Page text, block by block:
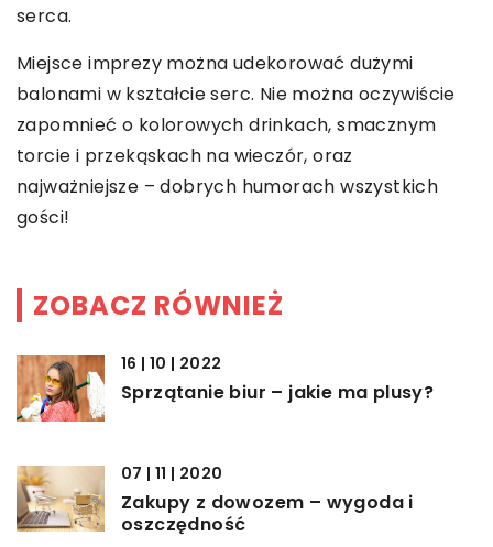
serca.
Miejsce imprezy można udekorować dużymi
balonami w kształcie serc. Nie można oczywiście
zapomnieć o kolorowych drinkach, smacznym
torcie i przekąskach na wieczór, oraz
najważniejsze – dobrych humorach wszystkich
gości!
ZOBACZ RÓWNIEŻ
16 | 10 | 2022
Sprzątanie biur – jakie ma plusy?
07 | 11 | 2020
Zakupy z dowozem – wygoda i
oszczędność